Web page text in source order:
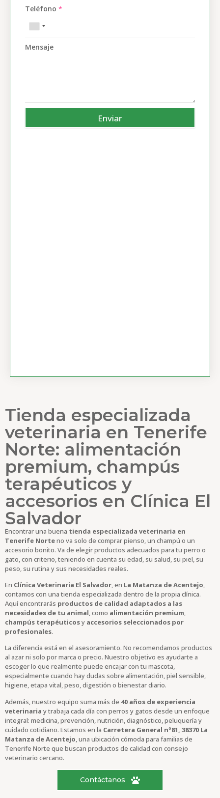
Teléfono *
Mensaje
Enviar
Tienda especializada
veterinaria en Tenerife
Norte: alimentación
premium, champús
terapéuticos y
accesorios en Clínica El
Salvador
Encontrar una buena tienda especializada veterinaria en
Tenerife Norteno va solo de comprar pienso, un champú o un
accesorio bonito. Va de elegir productos adecuados para tu perro o
gato, con criterio, teniendo en cuenta su edad, su salud, su piel, su
peso, su rutina y sus necesidades reales.
En Clínica Veterinaria El Salvador, en La Matanza de Acentejo,
contamos con una tienda especializada dentro de la propia clínica.
Aquí encontrarás productos de calidad adaptados a las
necesidades de tu animal, como alimentación premium,
champús terapéuticosy accesorios seleccionados por
profesionales.
La diferencia está en el asesoramiento. No recomendamos productos
al azar ni solo por marca o precio. Nuestro objetivo es ayudarte a
escoger lo que realmente puede encajar con tu mascota,
especialmente cuando hay dudas sobre alimentación, piel sensible,
higiene, etapa vital, peso, digestión o bienestar diario.
Además, nuestro equipo suma más de 40 años de experiencia
veterinaria y trabaja cada día con perros y gatos desde un enfoque
integral: medicina, prevención, nutrición, diagnóstico, peluquería y
cuidado cotidiano. Estamos en la Carretera General nº81, 38370 La
Matanza de Acentejo, una ubicación cómoda para familias de
Tenerife Norte que buscan productos de calidad con consejo
veterinario cercano.
Contáctanos